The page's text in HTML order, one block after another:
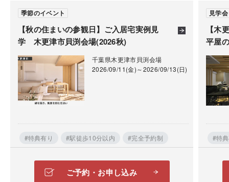
きれいな空気で家族の健康を叶える住まい次世代室内
環境システム「スマート イクス」誕生
換気、空気清浄、プランニングが一体となった独自の
システムで、きれいな空気が流れる快適な居住空間を
叶える「スマート イクス」の詳細をわかりやすくご紹
介します。積水ハウススタッフへ、お気軽にお尋ねく
ださい
【秋の住まいの参観日】ご入居宅実例見
学 木更津市貝渕会場(2026秋)
季節のイベント
千葉県木更津市貝渕会場
2026/09/11(金)～2026/09/13(日)
#特典有り #駅徒歩10分以内 #完全予約制
ご予約・お申し込み
【木
平屋
見学会
#特